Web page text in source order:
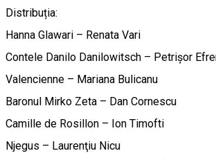
Distribuția:
Hanna Glawari – Renata Vari
Contele Danilo Danilowitsch – Petrișor
Valencienne – Mariana Bulicanu
Baronul Mirko Zeta – Dan Cornescu
Camille de Rosillon – Ion Timofti
Njegus – Laurenţiu Nicu